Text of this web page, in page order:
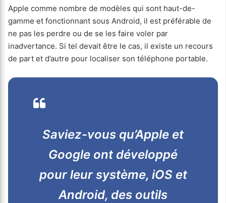
Apple comme nombre de modèles qui sont haut-de-
gamme et fonctionnant sous Android, il est préférable de
ne pas les perdre ou de se les faire voler par
inadvertance. Si tel devait être le cas, il existe un recours
de part et d’autre pour localiser son téléphone portable.
Saviez-vous qu’Apple et
Google ont développé
pour leur système, iOS et
Android, des outils